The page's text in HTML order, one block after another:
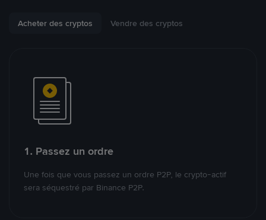
Acheter des cryptos Vendre des cryptos
1. Passez un ordre
Une fois que vous passez un ordre P2P, le crypto-actif
sera séquestré par Binance P2P.